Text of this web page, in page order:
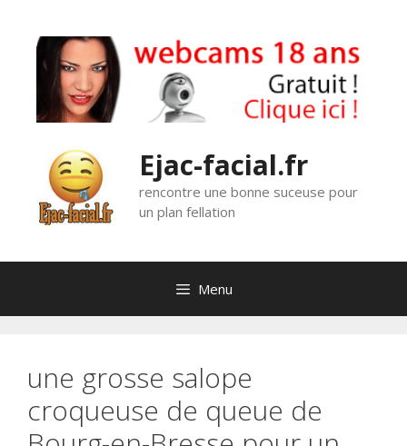
contenu
Ejac-facial.fr
rencontre une bonne suceuse pour
un plan fellation
Menu
une grosse salope
croqueuse de queue de